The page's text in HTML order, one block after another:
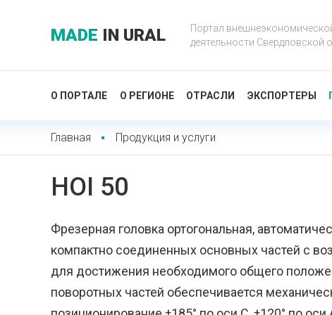
MADE IN URAL
Портал
деятельности Свердловской
О ПОРТАЛЕ О РЕГИОНЕ ОТРАСЛИ ЭКСПОРТЕРЫ
Главная Продукция и услуги
HOI 50
Фрезерная головка ортогональная,
компактно соединенных основных частей с
для достижения необходимого общего
поворотных частей обеспечивается